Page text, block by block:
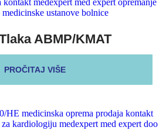
ABMP/KMAT
PROČITAJ VIŠE